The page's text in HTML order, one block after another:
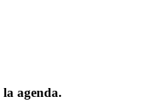
la agenda.